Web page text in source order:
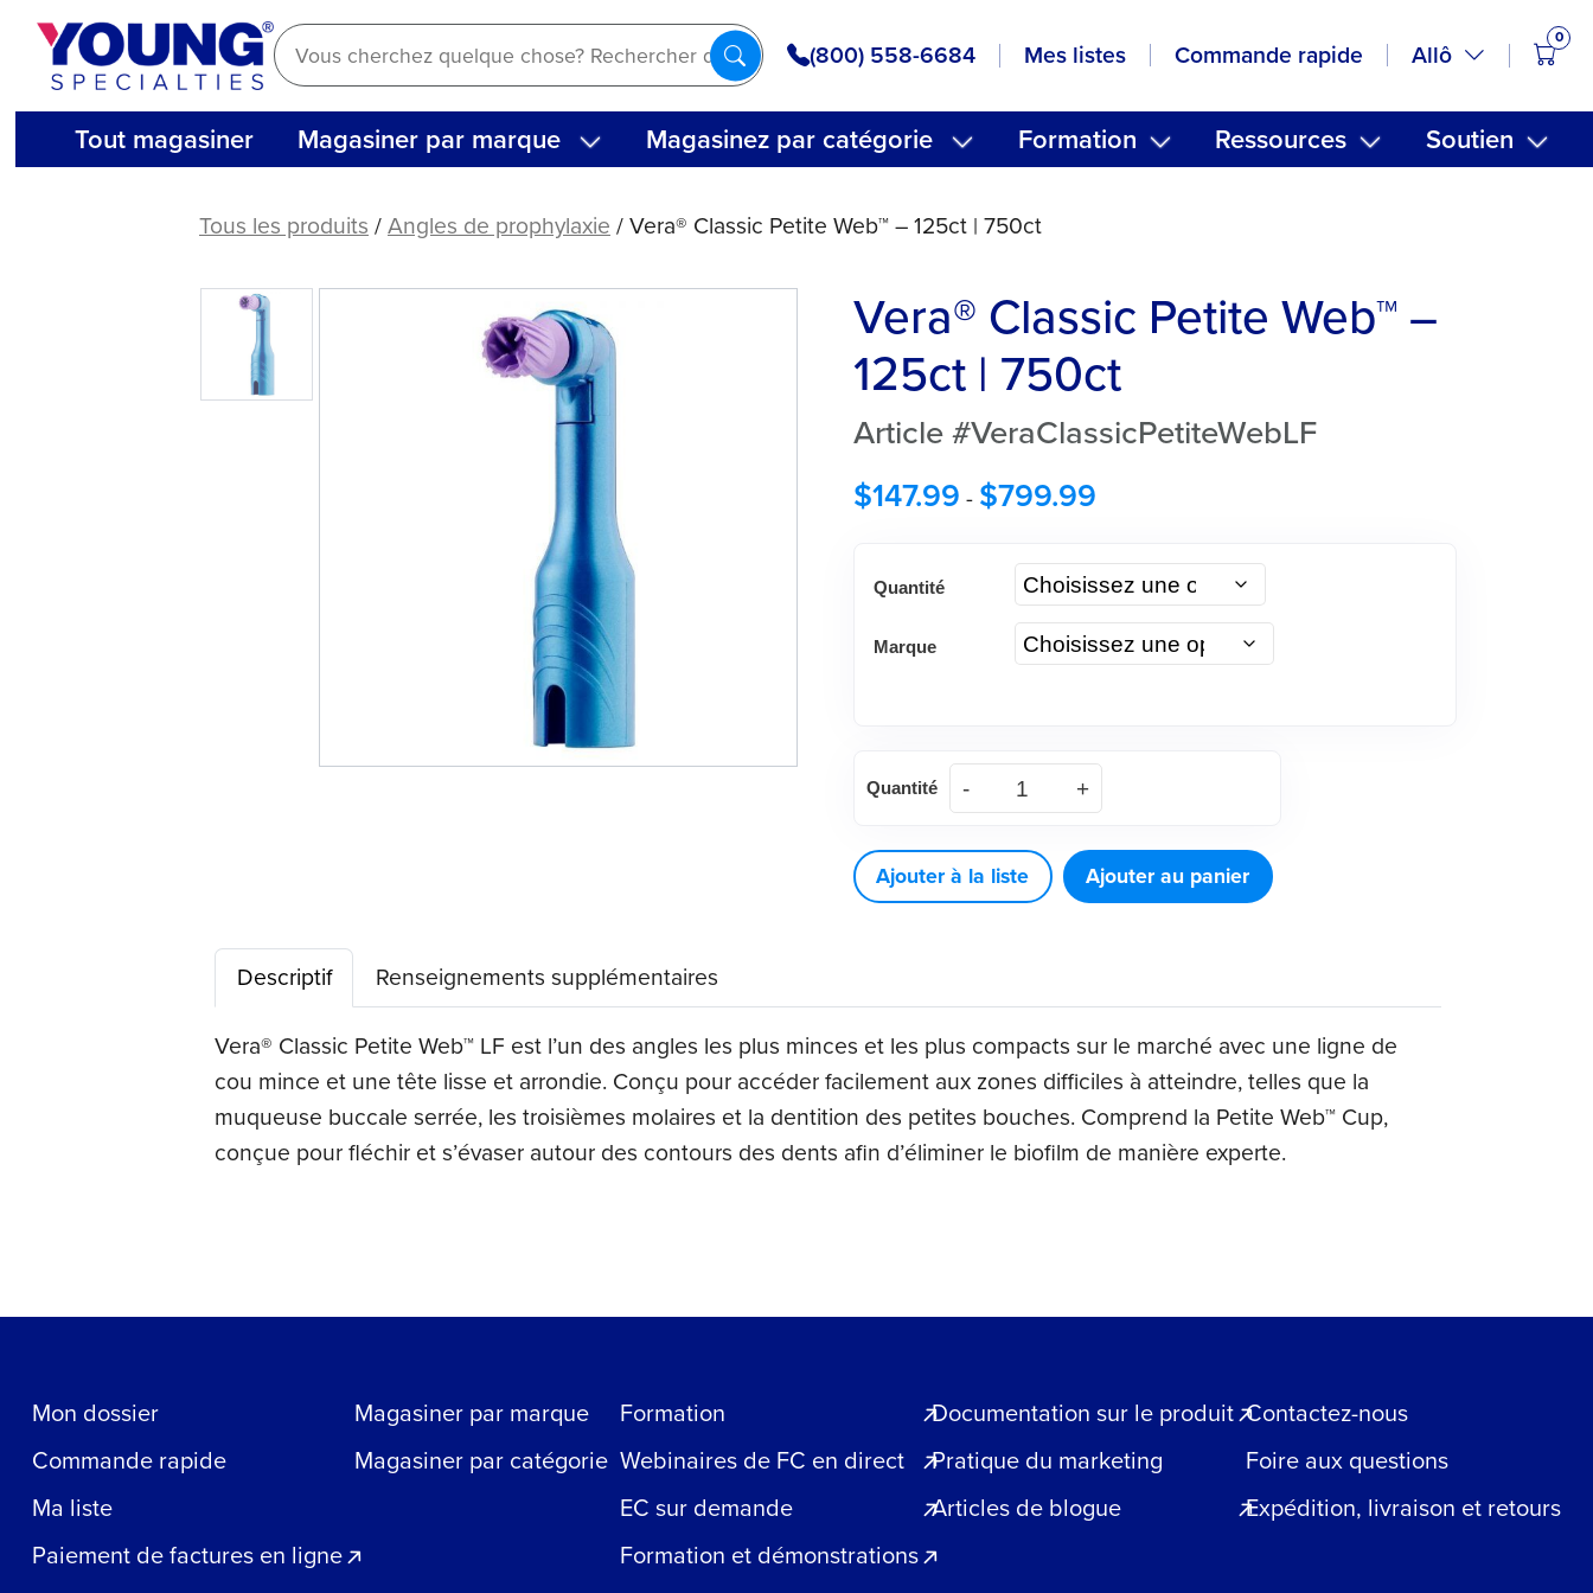
Aller
contenu
(800) 558-6684 Mes listes Commande rapide Allô
0
Tout magasiner Magasiner par marque Magasinez par catégorie Formation Ressources Soutien
ClassicTous les produits/Angles de prophylaxie/ Vera® Classic Petite Web™ – 125ct | 750ct
Vera® Classic Petite Web™ –
125ct | 750ct
Article #VeraClassicPetiteWebLF
$147.99 - $799.99
Quantité
Marque
Classic
Web™
quantité
de
750ct
Quantité
Ajouter à la liste Ajouter au panier
Descriptif
Renseignements supplémentaires
Vera® Classic Petite Web™ LF est l’un des angles les plus minces et les plus compacts sur le marché avec une ligne de
cou mince et une tête lisse et arrondie. Conçu pour accéder facilement aux zones difficiles à atteindre, telles que la
muqueuse buccale serrée, les troisièmes molaires et la dentition des petites bouches. Comprend la Petite Web™ Cup,
conçue pour fléchir et s’évaser autour des contours des dents afin d’éliminer le biofilm de manière experte.
Mon dossier
Commande rapide
Ma liste
Paiement de factures en ligne
Magasiner par marque
Magasiner par catégorie
Formation
Webinaires de FC en direct
EC sur demande
Formation et démonstrations
Documentation sur le produit
Pratique du marketing
Articles de blogue
Contactez-nous
Foire aux questions
Expédition, livraison et retours